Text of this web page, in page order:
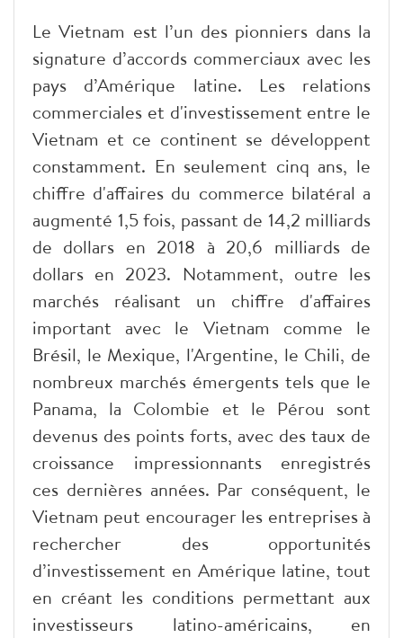
Le Vietnam est l’un des pionniers dans la
signature d’accords commerciaux avec les
pays d’Amérique latine. Les relations
commerciales et d'investissement entre le
Vietnam et ce continent se développent
constamment. En seulement cinq ans, le
chiffre d'affaires du commerce bilatéral a
augmenté 1,5 fois, passant de 14,2 milliards
de dollars en 2018 à 20,6 milliards de
dollars en 2023. Notamment, outre les
marchés réalisant un chiffre d'affaires
important avec le Vietnam comme le
Brésil, le Mexique, l'Argentine, le Chili, de
nombreux marchés émergents tels que le
Panama, la Colombie et le Pérou sont
devenus des points forts, avec des taux de
croissance impressionnants enregistrés
ces dernières années. Par conséquent, le
Vietnam peut encourager les entreprises à
rechercher des opportunités
d’investissement en Amérique latine, tout
en créant les conditions permettant aux
investisseurs latino-américains, en